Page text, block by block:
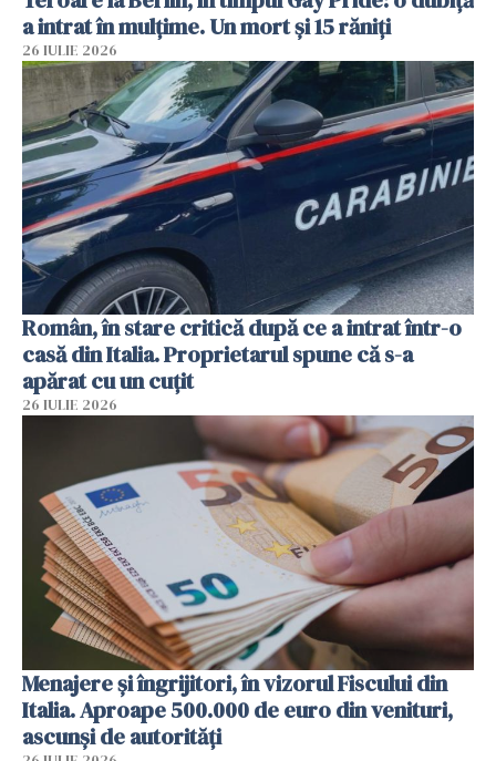
a intrat în mulțime. Un mort și 15 răniți
26 IULIE 2026
Român, în stare critică după ce a intrat într-o
casă din Italia. Proprietarul spune că s-a
apărat cu un cuțit
26 IULIE 2026
Menajere și îngrijitori, în vizorul Fiscului din
Italia. Aproape 500.000 de euro din venituri,
ascunși de autorități